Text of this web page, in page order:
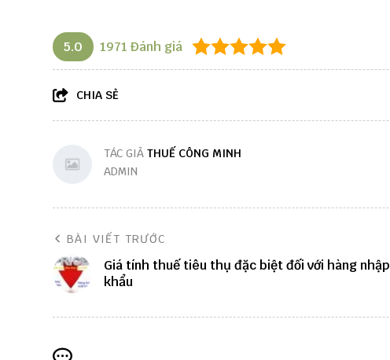
5.0 1971 Đánh giá
CHIA SẺ
TÁC GIẢ THUẾ CÔNG MINH
ADMIN
BÀI VIẾT TRƯỚC
Giá tính thuế tiêu thụ đặc biệt đối với hàng nhập
khẩu